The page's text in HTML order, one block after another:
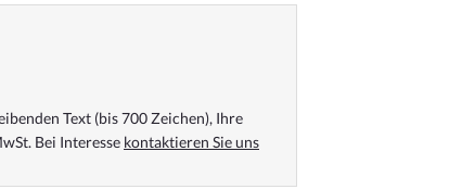
Text (bis 700 Zeichen), Ihre
Bei Interesse kontaktieren Sie uns